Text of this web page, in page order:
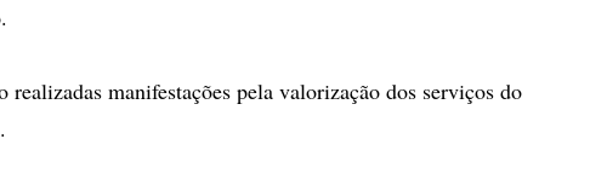
realizadas manifestações pela valorização dos serviços do